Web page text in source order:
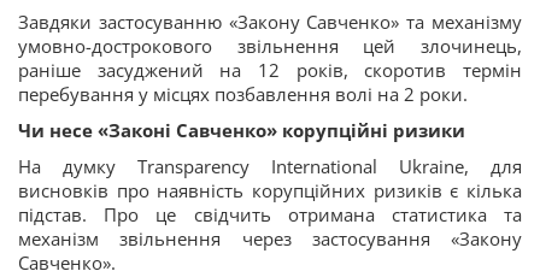
Завдяки застосуванню «Закону Савченко» та механізму
умовно-дострокового звільнення цей злочинець,
раніше засуджений на 12 років, скоротив термін
перебування у місцях позбавлення волі на 2 роки.
Чи несе «Законі Савченко» корупційні ризики
На думку Transparency International Ukraine, для
висновків про наявність корупційних ризиків є кілька
підстав. Про це свідчить отримана статистика та
механізм звільнення через застосування «Закону
Савченко».